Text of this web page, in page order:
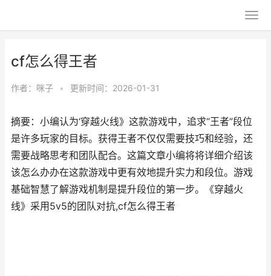
cf怎么得王者
作者： 咪子 • 更新时间：2026-01-31
摘要：小编认为‘穿越火线》这款游戏中，追求“王者”段位
是许多玩家的目标。获得王者不仅仅需要技巧和经验，还
需要战略思考和团队配合。这篇文章小编将将详细介绍该
该怎么办办在这款游戏中更有效地提升实力和段位。游戏
基础智慧了解游戏机制是提升段位的第一步。《穿越火
线》采用5v5的团队对抗,cf怎么得王者